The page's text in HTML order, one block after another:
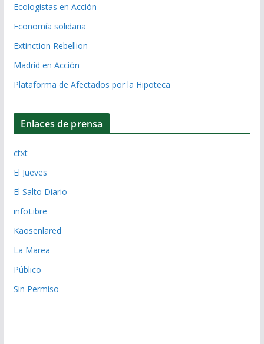
Ecologistas en Acción
Economía solidaria
Extinction Rebellion
Madrid en Acción
Plataforma de Afectados por la Hipoteca
Enlaces de prensa
ctxt
El Jueves
El Salto Diario
infoLibre
Kaosenlared
La Marea
Público
Sin Permiso